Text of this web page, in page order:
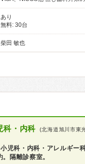
あり
無料: 30台
柴田 敏也
科・内科 (北海道旭川市東
児科・内科・アレルギー
隔離診察室。